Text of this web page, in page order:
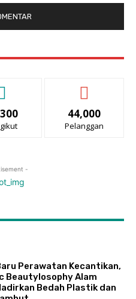
44,000
Pelanggan
-
Perawatan Kecantikan,
Beautylosophy Alam
Bedah Plastik dan